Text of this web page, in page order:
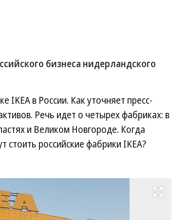
бизнеса нидерландского
IKEA в России. Как уточняет пресс-
Речь идет о четырех фабриках: в
и Великом Новгороде. Когда
стоить российские фабрики IKEA?
Развернуть на весь экран